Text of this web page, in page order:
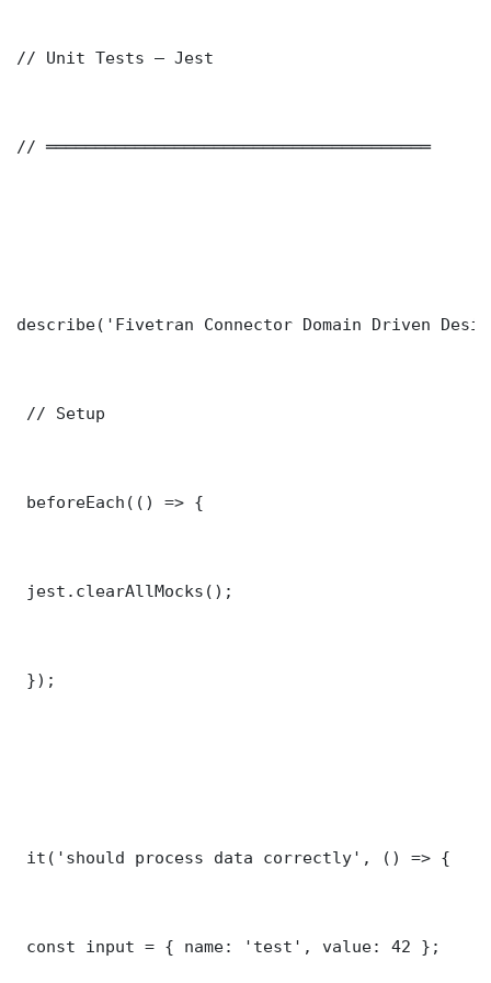
// Unit Tests — Jest
// ═══════════════════════════════════════
describe('Fivetran Connector Domain Driven
// Setup
beforeEach(() => {
jest.clearAllMocks();
});
it('should process data correctly', () => {
const input = { name: 'test', value: 42 };